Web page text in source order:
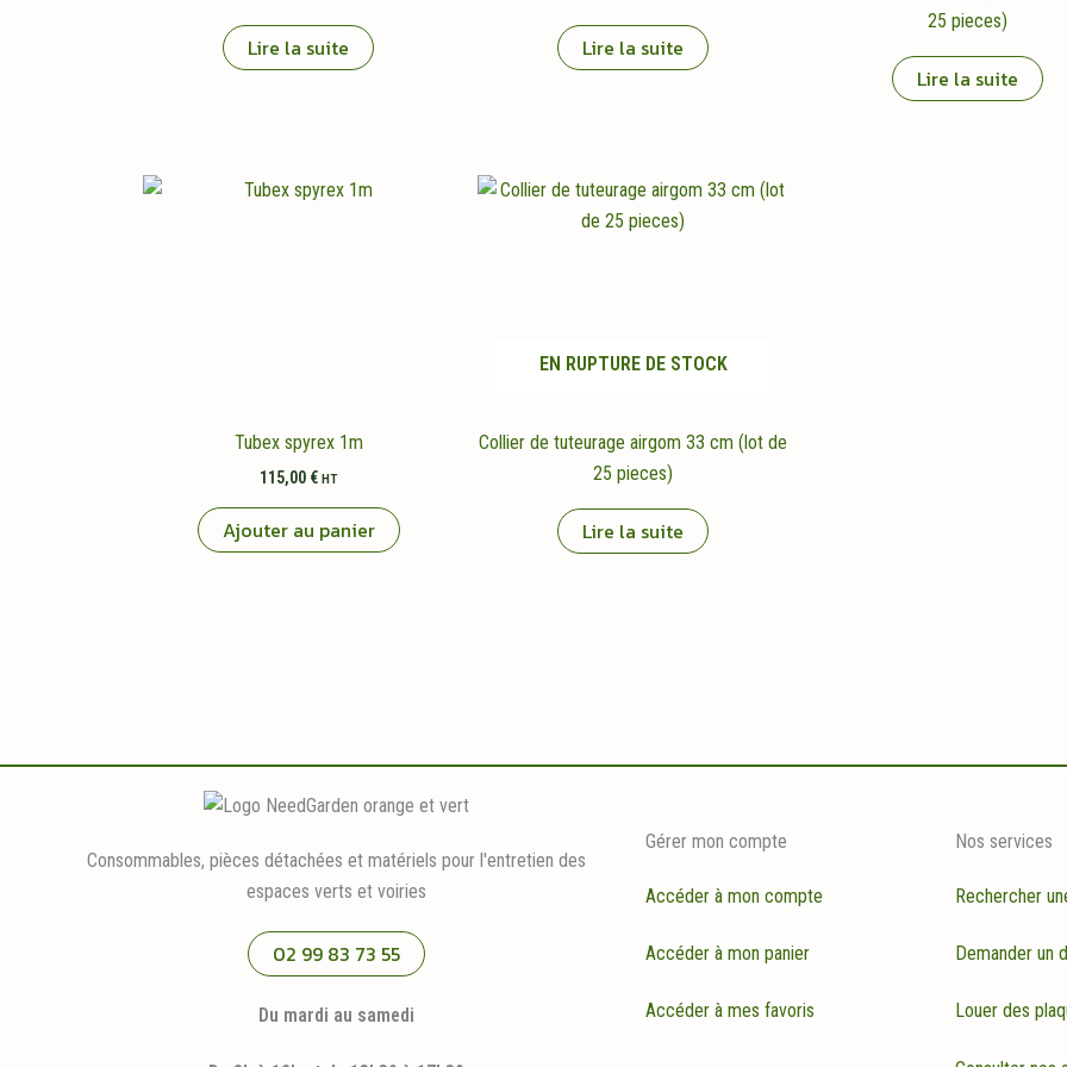
Lire la suite Lire la suite
25 pieces)
Lire la suite
Tubex spyrex 1m
115,00 € HT
Ajouter au panier
EN RUPTURE DE STOCK
Collier de tuteurage airgom 33 cm (lot de
25 pieces)
Lire la suite
Consommables, pièces détachées et matériels pour l'entretien des
espaces verts et voiries
02 99 83 73 55
Du mardi au samedi
Gérer mon compte
Accéder à mon compte
Accéder à mon panier
Accéder à mes favoris
Nos services
Rechercher
Demander un
Louer des